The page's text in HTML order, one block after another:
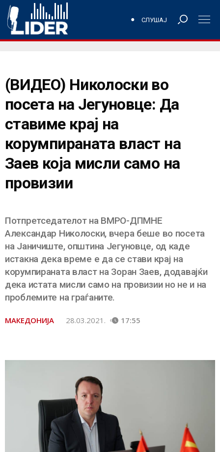
СЛУШАЈ
(ВИДЕО) Николоски во
посета на Јегуновце: Да
ставиме крај на
корумпираната власт на
Заев која мисли само на
провизии
Потпретседателот на ВМРО-ДПМНЕ
Александар Николоски, вчера беше во посета
на Јаничиште, општина Јегуновце, од каде
истакна дека време е да се стави крај на
корумпираната власт на Зоран Заев, додавајќи
дека истата мисли само на провизии но не и на
проблемите на граѓаните.
МАКЕДОНИЈА 28.03.2021. 17:55